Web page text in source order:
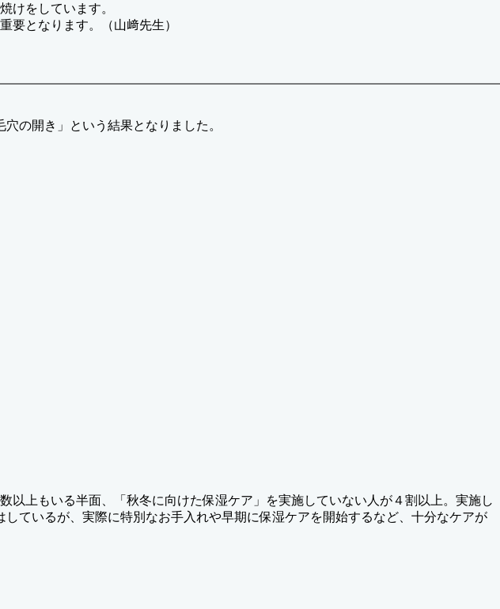
けをしています。
要となります。（山﨑先生）
の開き」という結果となりました。
以上もいる半面、「秋冬に向けた保湿ケア」を実施していない人が４割以上。実施し
ているが、実際に特別なお手入れや早期に保湿ケアを開始するなど、十分なケアが